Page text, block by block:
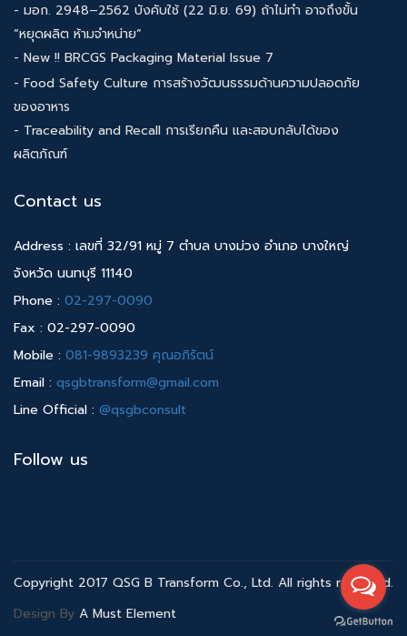
- มอก. 2948–2562 บังคับใช้ (22 มิ.ย. 69) ถ้าไม่ทำ อาจถึงขั้น
“หยุดผลิต ห้ามจำหน่าย”
- New !! BRCGS Packaging Material Issue 7
- Food Safety Culture การสร้างวัฒนธรรมด้านความปลอดภัย
ของอาหาร
- Traceability and Recall การเรียกคืน และสอบกลับได้ของ
ผลิตภัณฑ์
Contact us
Address : เลขที่ 32/91 หมู่ 7 ตำบล บางม่วง อำเภอ บางใหญ่
จังหวัด นนทบุรี 11140
Phone : 02-297-0090
Fax : 02-297-0090
Mobile : 081-9893239 คุณอภิรัตน์
Email : qsgbtransform@gmail.com
Line Official : @qsgbconsult
Follow us
Copyright 2017 QSG B Transform Co., Ltd. All rights reserved.
Design By A Must Element